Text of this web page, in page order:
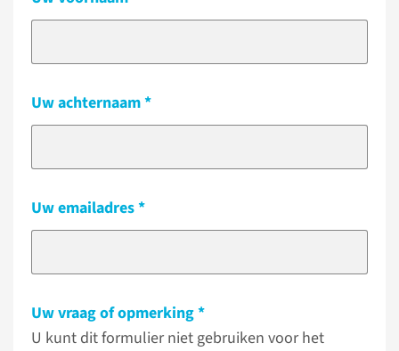
Uw achternaam
Uw emailadres
Uw vraag of opmerking
U kunt dit formulier niet gebruiken voor het